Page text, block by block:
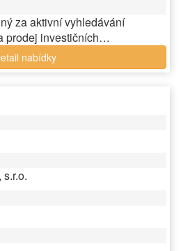
za aktivní vyhledávání
prodej investičních…
nabídky